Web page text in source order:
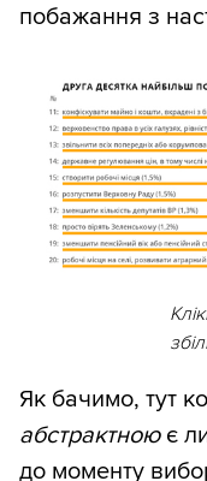
побажання з
Як бачимо, тут
абстрактноює
до моменту